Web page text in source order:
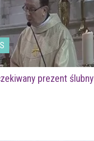
prezent ślubny